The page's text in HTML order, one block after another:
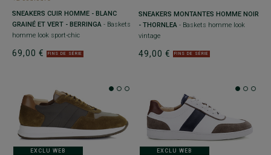
SNEAKERS CUIR HOMME - BLANC
GRAINÉ ET VERT - BERRINGA - Baskets
homme look sport-chic
69,00 € FINS DE SÉRIE
SNEAKERS MONTANTES HOMME NOIR
- THORNLEA - Baskets homme look
vintage
49,00 € FINS DE SÉRIE
EXCLU WEB EXCLU WEB